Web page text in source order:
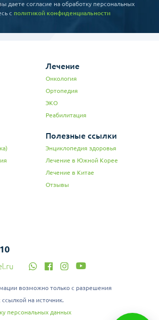
даете согласие на обработку персональных
c политикой конфиденциальности
Лечение
Онкология
Ортопедия
ЭКО
Реабилитация
Полезные ссылки
Энциклопедия здоровья
Лечение в Южной Корее
Лечение в Китае
Отзывы
возможно только с разрешения
на источник.
персональных данных